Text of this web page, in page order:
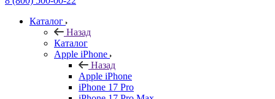
Каталог
Назад
Каталог
Apple iPhone
Назад
Apple iPhone
iPhone 17 Pro